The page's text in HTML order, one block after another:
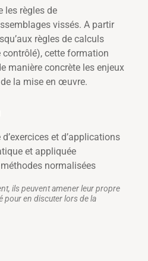
les règles de
vissés. A partir
règles de calculs
contrôlé), cette formation
manière concrète les enjeux
la mise en œuvre.
et d’applications
et appliquée
normalisées
ils peuvent amener leur propre
pour en discuter lors de la